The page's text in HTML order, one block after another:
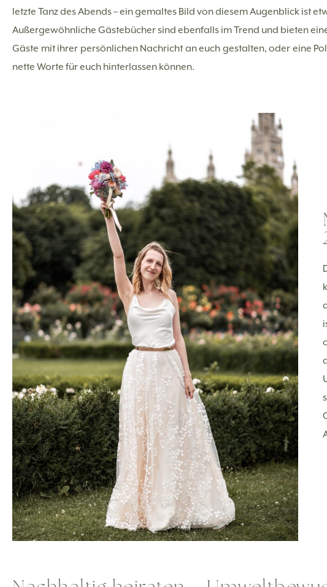
letzte Tanz des Abends – ein gemaltes Bild von diesem Augenblick ist
Außergewöhnliche Gästebücher sind ebenfalls im Trend und bieten
Gäste mit ihrer persönlichen Nachricht an euch gestalten, oder eine
nette Worte für euch hinterlassen können.